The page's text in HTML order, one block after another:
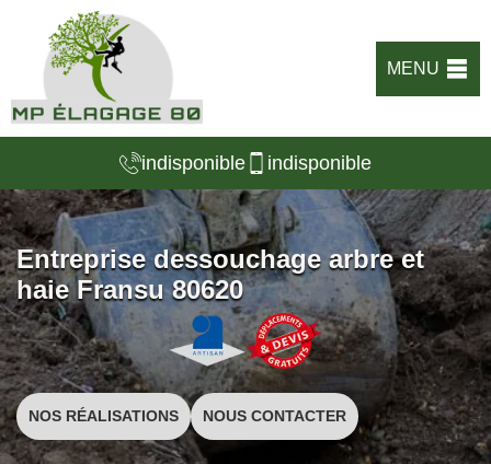
MENU
indisponible indisponible
Entreprise dessouchage arbre et
haie Fransu 80620
NOS RÉALISATIONS NOUS CONTACTER